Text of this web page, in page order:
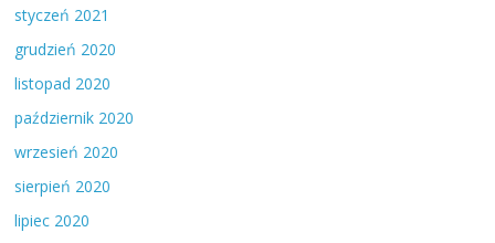
styczeń 2021
grudzień 2020
listopad 2020
październik 2020
wrzesień 2020
sierpień 2020
lipiec 2020